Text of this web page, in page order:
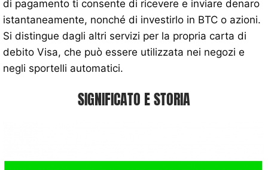
di pagamento ti consente di ricevere e inviare denaro
istantaneamente, nonché di investirlo in BTC o azioni.
Si distingue dagli altri servizi per la propria carta di
debito Visa, che può essere utilizzata nei negozi e
negli sportelli automatici.
SIGNIFICATO E STORIA